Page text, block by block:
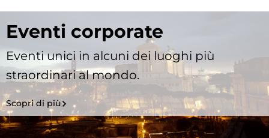
Eventi corporate
Eventi unici in alcuni dei luoghi più
straordinari al mondo.
Scopri di più